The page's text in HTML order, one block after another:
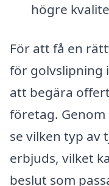
högre
För att få en
för golvslipning
att begära
företag. Genom
se vilken typ av
erbjuds, vilket
beslut som